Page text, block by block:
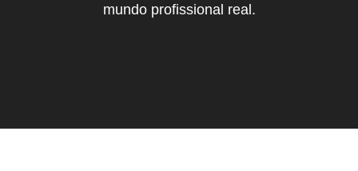
mundo profissional real.